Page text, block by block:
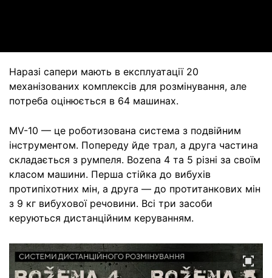
Наразі сапери мають в експлуатації 20
механізованих комплексів для розмінування, але
потреба оцінюється в 64 машинах.
MV-10 — це роботизована система з подвійним
інструментом. Попереду йде трал, а друга частина
складається з румпеля. Bozena 4 та 5 різні за своїм
класом машини. Перша стійка до вибухів
протипіхотних мін, а друга — до протитанкових мін
з 9 кг вибухової речовини. Всі три засоби
керуються дистанційним керуванням.